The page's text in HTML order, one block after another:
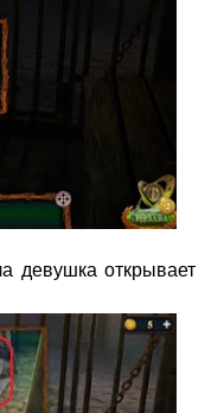
девушка открывает